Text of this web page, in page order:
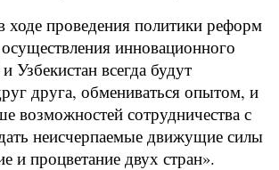
ходе проведения политики реформ
инновационного
Узбекистан всегда будут
друга, обмениваться опытом, и
возможностей сотрудничества с
неисчерпаемые движущие силы
и процветание двух стран».